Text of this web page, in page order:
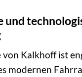
und
von Kalkhoff ist
modernen